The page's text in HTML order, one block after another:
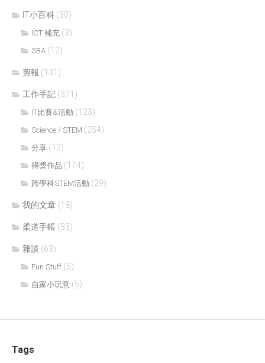
IT小百科 (30)
ICT 補充 (3)
SBA (12)
剪報 (131)
工作手記 (371)
IT比賽&活動 (123)
Science / STEM (254)
分享 (12)
得獎作品 (174)
跨學科STEM活動 (29)
我的文章 (18)
柔道手帳 (33)
雜談 (63)
Fun Stuff (5)
自家小玩意 (5)
Tags